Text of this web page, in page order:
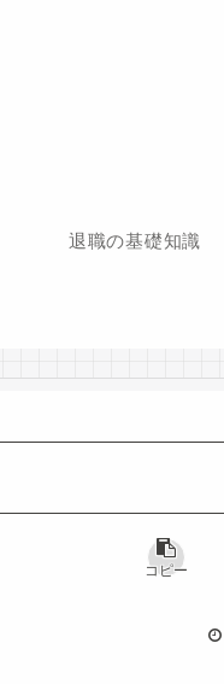
退職の基礎知識
コピー